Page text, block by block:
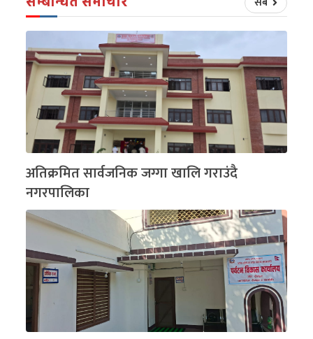
अतिक्रमित सार्वजनिक जग्गा खालि गराउंदै
नगरपालिका